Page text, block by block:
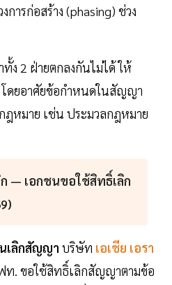
การก่อสร้าง (phasing) ช่วง
ง 2 ฝ่ายตกลงกันไม่ได้ ให้
ดยอาศัยข้อกำหนดในสัญญา
ฎหมาย เช่น ประมวลกฎหมาย
— เอกชนขอใช้สิทธิ์เลิก
เลิกสัญญา บริษัท เอเชีย เอรา
ท. ขอใช้สิทธิ์เลิกสัญญาตามข้อ